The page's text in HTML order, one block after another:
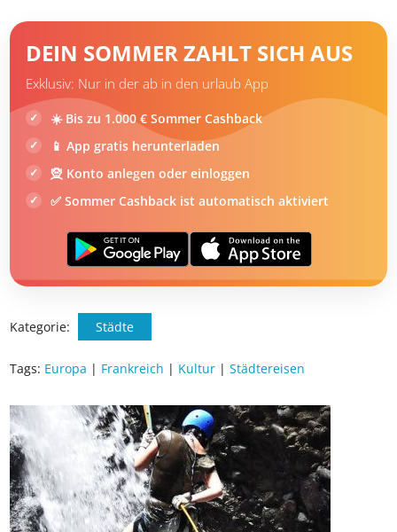
DEIN SOMMER ZAHLT SICH AUS
Exklusiv: Nur in der ab in den urlaub App
☀️ Bis zu 1.000 € Sommer Cashback
📱 App gratis herunterladen
🧝 Konto anlegen oder einloggen
✅ Sommer Cashback ist automatisch aktiviert
Kategorie: Städte
Tags: Europa | Frankreich | Kultur |Städtereisen